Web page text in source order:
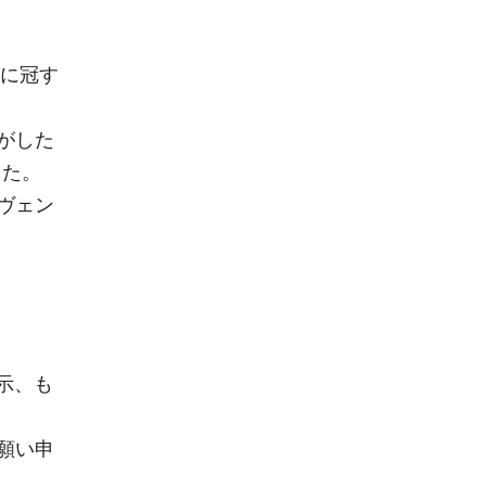
冠す
した
。
ェン
、も
い申